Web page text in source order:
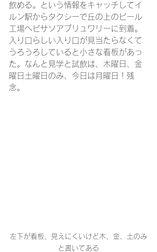
飲める。という情報をキャッチしてイ
ルン駅からタクシーで丘の上のビール
工場へビサソアブリュワリーに到着。
入り口らしい入り口が見当たらなくて
うろうろしていると小さな看板があっ
た。なんと見学と試飲は、木曜日、金
曜日土曜日のみ、今日は月曜日！残
念。
左下が看板、見えにくいけど木、金、土のみ
と書いてある